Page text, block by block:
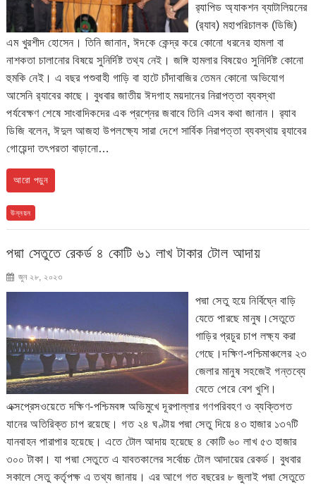
র‌্যাপিড অ্যাকশন ব্যাটালিয়নের
(র‌্যাব) মহাপরিচালক (ডিজি)
এম খুরশীদ হোসেন। তিনি জানান, ঈদকে কেন্দ্র করে কোনো ধরনের হামলা বা
নাশকতা চালানোর বিষয়ে সুনির্দিষ্ট তথ্য নেই। জঙ্গি হামলার বিষয়েও সুনির্দিষ্ট কোনো
হুমকি নেই। এ বছর পশুবাহী গাড়ি বা হাটে চাঁদাবাজির তেমন কোনো অভিযোগ
আসেনি র‌্যাবের কাছে। বুধবার জাতীয় ঈদগাহ ময়দানের নিরাপত্তা ব্যবস্থা
পর্যবেক্ষণ শেষে সাংবাদিকদের এক প্রশ্নের জবাবে তিনি এসব কথা জানান। র‌্যাব
ডিজি বলেন, ঈদুল আজহা উপলক্ষ্যে সারা দেশে সার্বিক নিরাপত্তা ব্যবস্থায় র‌্যাবের
গোয়েন্দা তৎপরতা বাড়ানো…
আরো পড়ুন
উন্নয়ন
পদ্মা সেতুতে রেকর্ড ৪ কোটি ৬১ লাখ টাকার টোল আদায়
জুন ২৮, ২০২৩
পদ্মা সেতু হয়ে নির্বিঘ্নে বাড়ি
যেতে পারছে মানুষ।সেতুতে
গাড়ির প্রচুর চাপ লক্ষ্য করা
গেছে।দক্ষিণ-পশ্চিমাঞ্চলের ২৩
জেলার মানুষ সহজেই গন্তব্যে
যেতে পেরে বেশ খুশি।
এক্সপ্রেসওয়েতে দক্ষিণ-পশ্চিমবঙ্গ অভিমুখে দূরপাল্লার গণপরিবহণ ও ব্যক্তিগত
যানের অতিরিক্ত চাপ রয়েছে। গত ২৪ ঘণ্টায় পদ্মা সেতু দিয়ে ৪৩ হাজার ১৩৭টি
যানবাহন পারাপার হয়েছে। এতে টোল আদায় হয়েছে ৪ কোটি ৬০ লাখ ৫৩ হাজার
৩০০ টাকা। যা পদ্মা সেতুতে এ যাবতকালের সর্বোচ্চ টোল আদায়ের রেকর্ড। বুধবার
সকালে সেতু কর্তৃপক্ষ এ তথ্য জানায়। এর আগে গত বছরের ৮ জুলাই পদ্মা সেতুতে